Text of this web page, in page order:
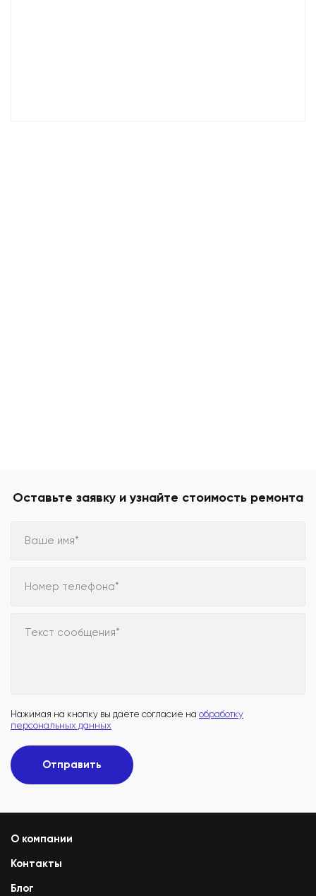
Оставьте заявку и узнайте стоимость ремонта
Ваше имя*
Номер телефона*
Текст сообщения*
Нажимая на кнопку вы даете согласие на обработку
персональных данных
Отправить
О компании
Контакты
Блог